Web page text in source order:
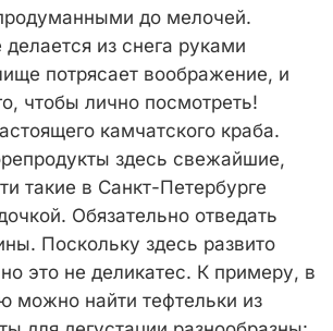
до мелочей.
из снега руками
потрясает воображение, и
чтобы лично посмотреть!
камчатского краба.
здесь свежайшие,
такие в Санкт-Петербурге
Обязательно отведать
Поскольку здесь развито
это не деликатес. К примеру, в
можно найти тефтельки из